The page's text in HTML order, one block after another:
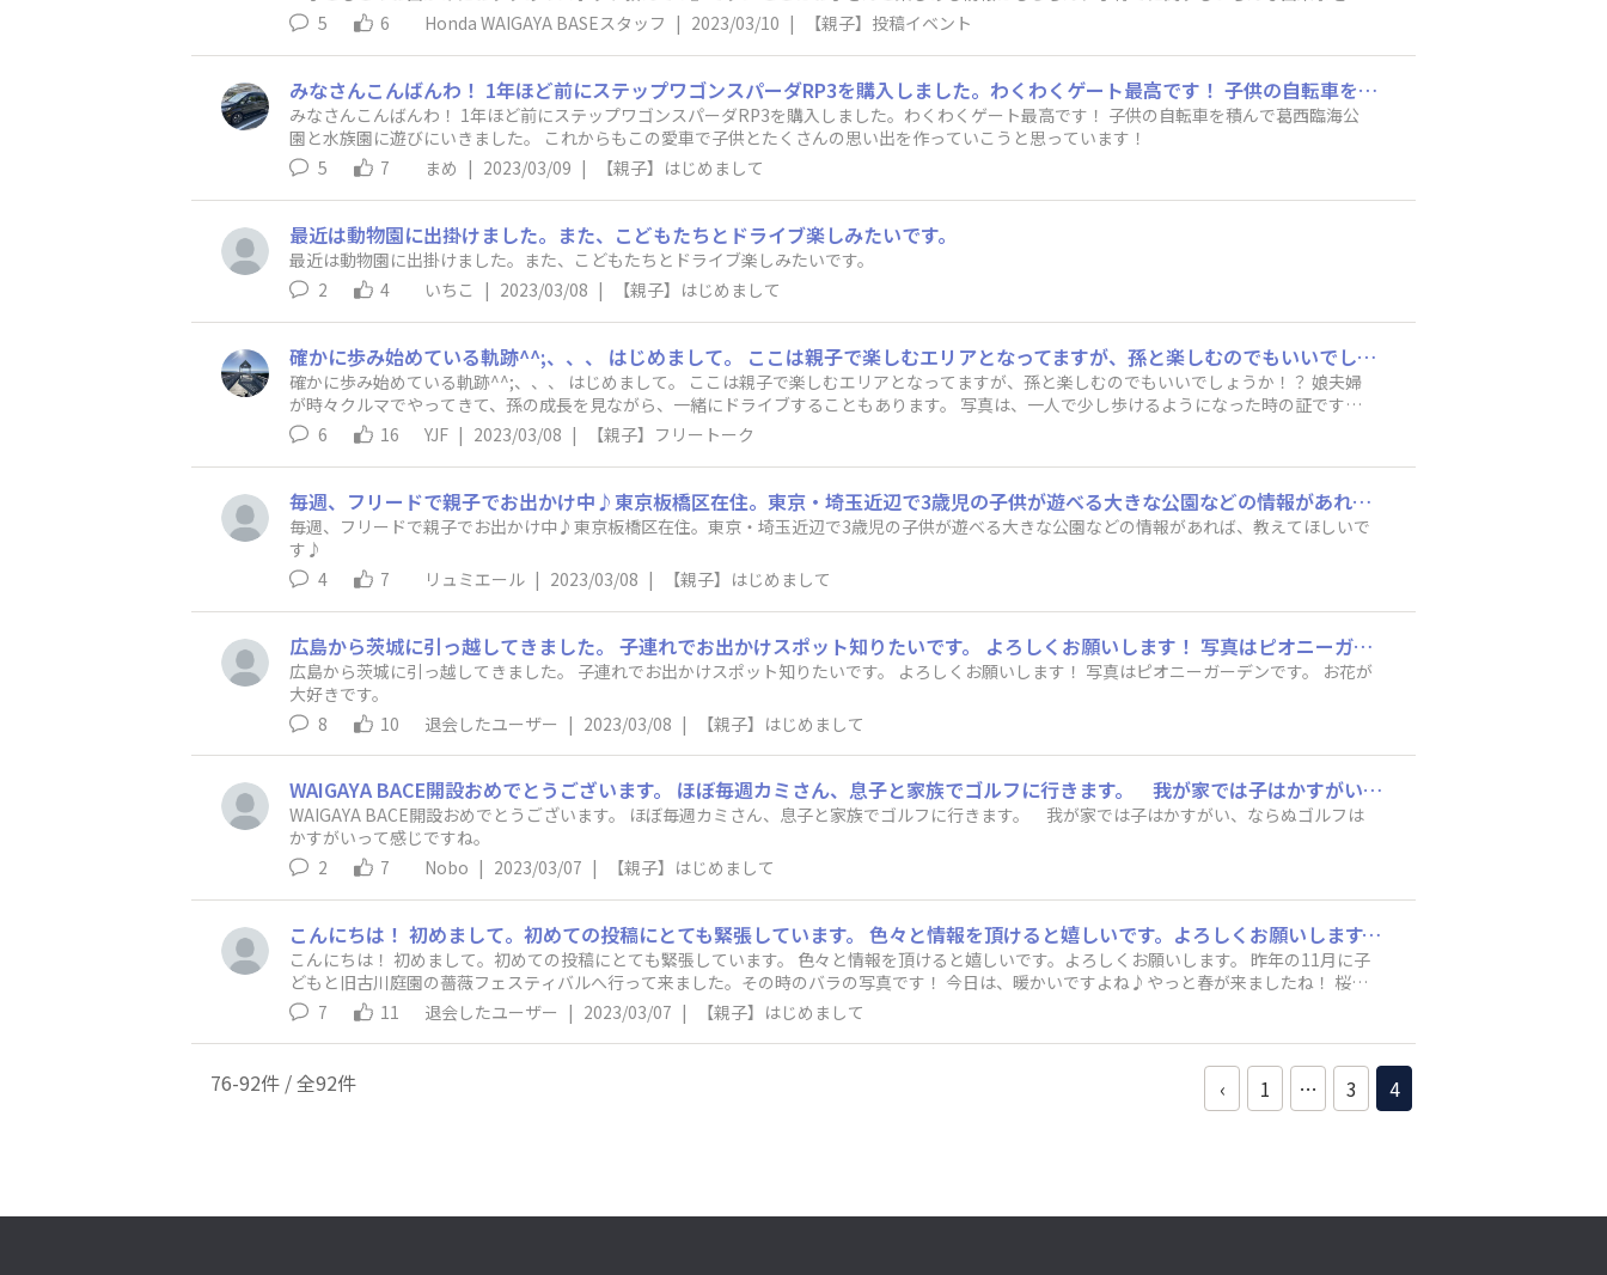
有できる「親子で楽しむエリア」です👶 あっという間に過ぎてしまう子育ての時間。 大変ではあるけれど、子どもと一緒に過ごせる幸せな時間
でもあります🌼 ここでは子育てが少しラクになるアイテムや親子で楽しめるスポットなどの情報交換はもちろん、 時には親同士で励ましあうな
ど親子に関することならなんでもOK！ 今回は、子どもとのお出かけにぴったりな「おすすめスポット」を投稿で教えてください♪ 具体的な地
名や場所でも、「公園」「児童館」などでもOKです！ これがあって子連れでも便利！や子どもが喜ぶ！など、おすすめの理由もぜひ一緒に投稿
してください！ 他のユーザーの方の投稿に対して「いいね」や「コメント」がつけられますので、 感想や気になることなど積極的に交流してHo
nda WAIGAYA BASEを楽しんでくださいね😊 ＜参加方法＞ 下記の【トークにコメントする】から投稿してください。 ―――――――――――――――――――――――――――――――――――― Hondaがお届けする子育
て家族の応援サイトHonda Kidsもぜひチェックしてくださいね！
5 6 Honda WAIGAYA BASEスタッフ | 2023/03/10 | 【親子】投稿イベント
みなさんこんばんわ！ 1年ほど前にステップワゴンスパーダRP3を購入しました。わくわくゲート最高です！ 子供の自転車を積んで葛西臨海公園と水族園に遊びにいきました。 これからもこの愛車で子供とたくさんの思い出を作っていこうと思っています！
みなさんこんばんわ！ 1年ほど前にステップワゴンスパーダRP3を購入しました。わくわくゲート最高です！ 子供の自転車を積んで葛西臨海公
園と水族園に遊びにいきました。 これからもこの愛車で子供とたくさんの思い出を作っていこうと思っています！
5
7 まめ | 2023/03/09 | 【親子】はじめまして
最近は動物園に出掛けました。また、こどもたちとドライブ楽しみたいです。
最近は動物園に出掛けました。また、こどもたちとドライブ楽しみたいです。
2
4 いちこ | 2023/03/08 | 【親子】はじめまして
確かに歩み始めている軌跡^^;、、、 はじめまして。 ここは親子で楽しむエリアとなってますが、孫と楽しむのでもいいでしょうか！？ 娘夫婦が時々クルマでやってきて、孫の成長を見ながら、一緒にドライブすることもあります。 写真は、一人で少し歩けるようになった時の証です。（靴も履かずに靴下のまま、、、） 周りをキョロキョロ見ながら、何を考えていたのだろう？？
確かに歩み始めている軌跡^^;、、、 はじめまして。 ここは親子で楽しむエリアとなってますが、孫と楽しむのでもいいでしょうか！？ 娘夫婦
が時々クルマでやってきて、孫の成長を見ながら、一緒にドライブすることもあります。 写真は、一人で少し歩けるようになった時の証です。
（靴も履かずに靴下のまま、、、） 周りをキョロキョロ見ながら、何を考えていたのだろう？？
6 16 YJF | 2023/03/08 | 【親子】フリートーク
毎週、フリードで親子でお出かけ中♪東京板橋区在住。東京・埼玉近辺で3歳児の子供が遊べる大きな公園などの情報があれば、教えてほしいです♪
毎週、フリードで親子でお出かけ中♪東京板橋区在住。東京・埼玉近辺で3歳児の子供が遊べる大きな公園などの情報があれば、教えてほしいで
す♪
4
7 リュミエール | 2023/03/08 | 【親子】はじめまして
広島から茨城に引っ越してきました。 子連れでお出かけスポット知りたいです。 よろしくお願いします！ 写真はピオニーガーデンです。 お花が大好きです。
広島から茨城に引っ越してきました。 子連れでお出かけスポット知りたいです。 よろしくお願いします！ 写真はピオニーガーデンです。 お花が
大好きです。
8
10 退会したユーザー | 2023/03/08 | 【親子】はじめまして
WAIGAYA BACE開設おめでとうございます。 ほぼ毎週カミさん、息子と家族でゴルフに行きます。 我が家では子はかすがい、ならぬゴルフはかすがいって感じですね。
WAIGAYA BACE開設おめでとうございます。 ほぼ毎週カミさん、息子と家族でゴルフに行きます。 我が家では子はかすがい、ならぬゴルフは
かすがいって感じですね。
2
7 Nobo | 2023/03/07 | 【親子】はじめまして
こんにちは！ 初めまして。初めての投稿にとても緊張しています。 色々と情報を頂けると嬉しいです。よろしくお願いします。 昨年の11月に子どもと旧古川庭園の薔薇フェスティバルへ行って来ました。その時のバラの写真です！ 今日は、暖かいですよね♪やっと春が来ましたね！ 桜の開花予定が東京は3/16頃だとニュースで見ました！ 昨年は、見逃したので、、、時すでに遅し。。。 今年は、しっかり桜を見に行きたいと思っています。 みなさん、オススメ場所があったら教えてくださいね！ どうぞよろしくお願いします。
こんにちは！ 初めまして。初めての投稿にとても緊張しています。 色々と情報を頂けると嬉しいです。よろしくお願いします。 昨年の11月に子
どもと旧古川庭園の薔薇フェスティバルへ行って来ました。その時のバラの写真です！ 今日は、暖かいですよね♪やっと春が来ましたね！ 桜の
開花予定が東京は3/16頃だとニュースで見ました！ 昨年は、見逃したので、、、時すでに遅し。。。 今年は、しっかり桜を見に行きたいと思っ
ています。 みなさん、オススメ場所があったら教えてくださいね！ どうぞよろしくお願いします。
7 11 退会したユーザー | 2023/03/07 | 【親子】はじめまして
76-92件 / 全92件 ‹ 1 … 3 4